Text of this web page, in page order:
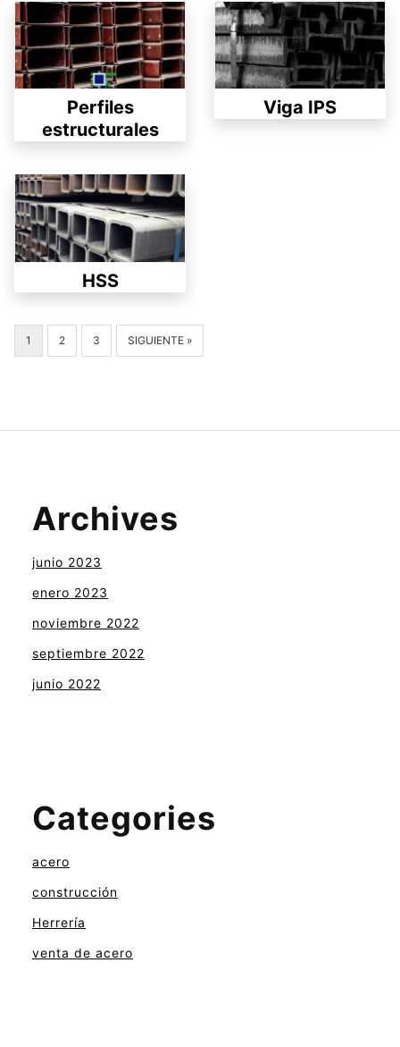
Perfiles
estructurales
Viga IPS
HSS
1 2 3 SIGUIENTE »
Archives
junio 2023
enero 2023
noviembre 2022
septiembre 2022
junio 2022
Categories
acero
construcción
Herrería
venta de acero